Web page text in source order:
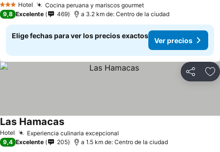
3 Estrellas
Hotel Cocina peruana y mariscos gourmet
9,8 Excelente 469 a 3.2 km de: Centro de la ciudad
Elige fechas para ver los precios exactos
Ver precios
Compartir
Hotel Experiencia culinaria excepcional
Las Hamacas
9,4 Excelente 205 a 1.5 km de: Centro de la ciudad